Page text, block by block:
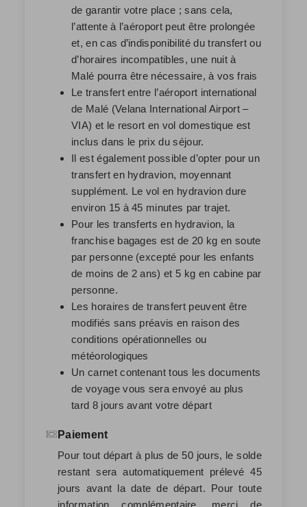
de garantir votre place ; sans cela,
l’attente à l’aéroport peut être prolongée
et, en cas d’indisponibilité du transfert ou
d’horaires incompatibles, une nuit à
Malé pourra être nécessaire, à vos frais
Le transfert entre l’aéroport international
de Malé (Velana International Airport –
VIA) et le resort en vol domestique est
inclus dans le prix du séjour.
Il est également possible d’opter pour un
transfert en hydravion, moyennant
supplément. Le vol en hydravion dure
environ 15 à 45 minutes par trajet.
Pour les transferts en hydravion, la
franchise bagages est de 20 kg en soute
par personne (excepté pour les enfants
de moins de 2 ans) et 5 kg en cabine par
personne.
Les horaires de transfert peuvent être
modifiés sans préavis en raison des
conditions opérationnelles ou
météorologiques
Un carnet contenant tous les documents
de voyage vous sera envoyé au plus
tard 8 jours avant votre départ
Paiement
Pour tout départ à plus de 50 jours, le solde
restant sera automatiquement prélevé45
jours avant la date de départ. Pour toute
information complémentaire, merci de